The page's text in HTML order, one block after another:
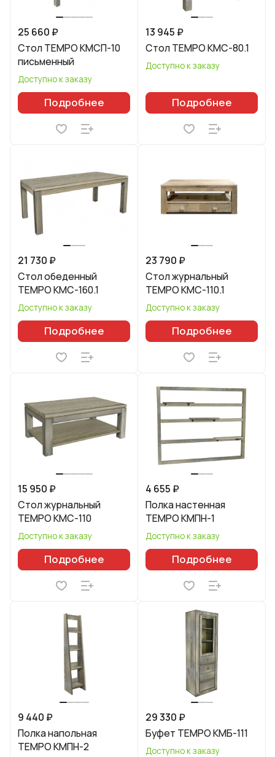
25 660 ₽
Стол TEMPO КМСП-10
письменный
Доступно к заказу
Подробнее
13 945 ₽
Стол TEMPO КМС-80.1
Доступно к заказу
Подробнее
21 730 ₽
Стол обеденный
TEMPO КМС-160.1
Доступно к заказу
Подробнее
23 790 ₽
Стол журнальный
TEMPO КМС-110.1
Доступно к заказу
Подробнее
15 950 ₽
Стол журнальный
TEMPO КМС-110
Доступно к заказу
Подробнее
4 655 ₽
Полка настенная
TEMPO КМПН-1
Доступно к заказу
Подробнее
9 440 ₽
Полка напольная
TEMPO КМПН-2
29 330 ₽
Буфет TEMPO КМБ-111
Доступно к заказу